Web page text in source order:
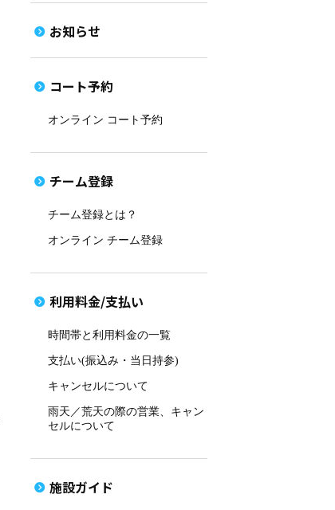
お知らせ
コート予約
オンライン コート予約
チーム登録
チーム登録とは？
オンライン チーム登録
利用料金/支払い
時間帯と利用料金の一覧
支払い(振込み・当日持参)
キャンセルについて
雨天／荒天の際の営業、キャン
セルについて
施設ガイド